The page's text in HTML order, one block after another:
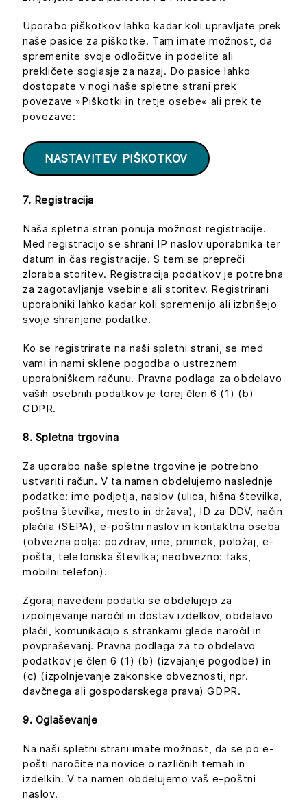
Uporabo piškotkov lahko kadar koli upravljate prek
naše pasice za piškotke. Tam imate možnost, da
spremenite svoje odločitve in podelite ali
prekličete soglasje za nazaj. Do pasice lahko
dostopate v nogi naše spletne strani prek
povezave »Piškotki in tretje osebe« ali prek te
povezave:
NASTAVITEV PIŠKOTKOV
7. Registracija
Naša spletna stran ponuja možnost registracije.
Med registracijo se shrani IP naslov uporabnika ter
datum in čas registracije. S tem se prepreči
zloraba storitev. Registracija podatkov je potrebna
za zagotavljanje vsebine ali storitev. Registrirani
uporabniki lahko kadar koli spremenijo ali izbrišejo
svoje shranjene podatke.
Ko se registrirate na naši spletni strani, se med
vami in nami sklene pogodba o ustreznem
uporabniškem računu. Pravna podlaga za obdelavo
vaših osebnih podatkov je torej člen 6 (1) (b)
GDPR.
8. Spletna trgovina
Za uporabo naše spletne trgovine je potrebno
ustvariti račun. V ta namen obdelujemo naslednje
podatke: ime podjetja, naslov (ulica, hišna številka,
poštna številka, mesto in država), ID za DDV, način
plačila (SEPA), e-poštni naslov in kontaktna oseba
(obvezna polja: pozdrav, ime, priimek, položaj, e-
pošta, telefonska številka; neobvezno: faks,
mobilni telefon).
Zgoraj navedeni podatki se obdelujejo za
izpolnjevanje naročil in dostav izdelkov, obdelavo
plačil, komunikacijo s strankami glede naročil in
povpraševanj. Pravna podlaga za to obdelavo
podatkov je člen 6 (1) (b) (izvajanje pogodbe) in
(c) (izpolnjevanje zakonske obveznosti, npr.
davčnega ali gospodarskega prava) GDPR.
9. Oglaševanje
Na naši spletni strani imate možnost, da se po e-
pošti naročite na novice o različnih temah in
izdelkih. V ta namen obdelujemo vaš e-poštni
naslov.